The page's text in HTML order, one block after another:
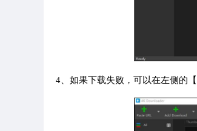
4、如果下载失败，可以在左侧的